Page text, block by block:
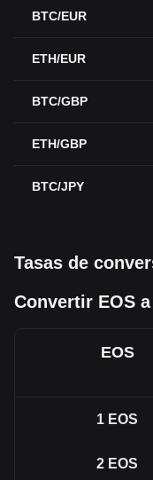
BTC/EUR
ETH/EUR
BTC/GBP
ETH/GBP
BTC/JPY
Tasas de
Convertir EOS a
EOS
1 EOS
2 EOS